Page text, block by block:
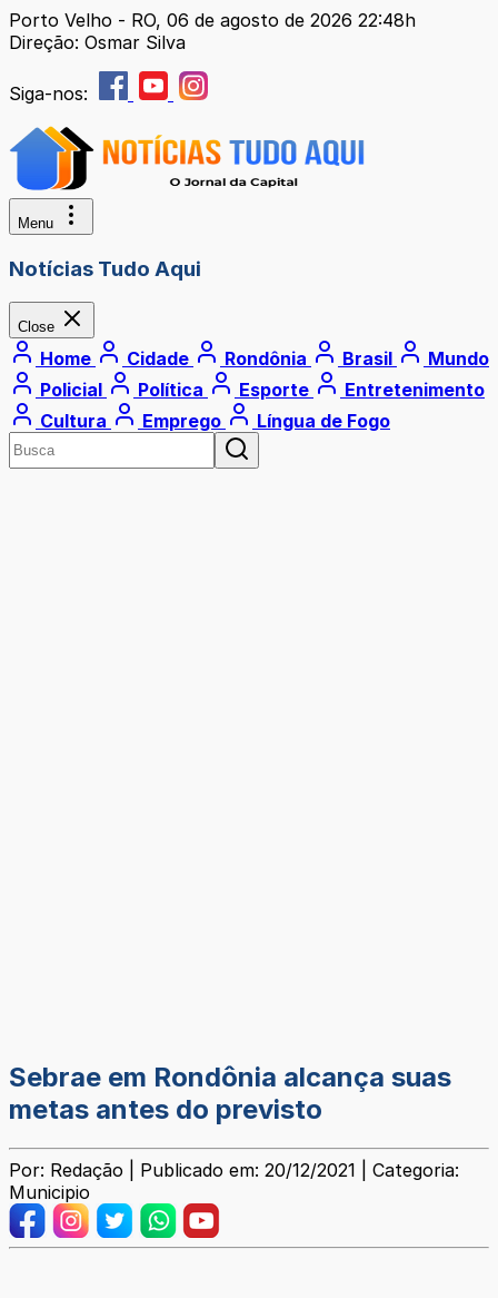
Porto Velho - RO, 06 de agosto de 2026 22:48h
Direção: Osmar Silva
Siga-nos:
Menu
Notícias Tudo Aqui
Close
Home Cidade Rondônia Brasil
Mundo
Policial
Política Esporte
Entretenimento
Cultura
Emprego Língua de Fogo
Sebrae em Rondônia alcança suas
metas antes do previsto
Por: Redação | Publicado em: 20/12/2021 | Categoria:
Municipio